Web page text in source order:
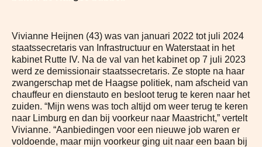
Vivianne Heijnen (43) was van januari 2022 tot juli 2024
staatssecretaris van Infrastructuur en Waterstaat in het
kabinet Rutte IV. Na de val van het kabinet op 7 juli 2023
werd ze demissionair staatssecretaris. Ze stopte na haar
zwangerschap met de Haagse politiek, nam afscheid van
chauffeur en dienstauto en besloot terug te keren naar het
zuiden. “Mijn wens was toch altijd om weer terug te keren
naar Limburg en dan bij voorkeur naar Maastricht,” vertelt
Vivianne. “Aanbiedingen voor een nieuwe job waren er
voldoende, maar mijn voorkeur ging uit naar een baan bij